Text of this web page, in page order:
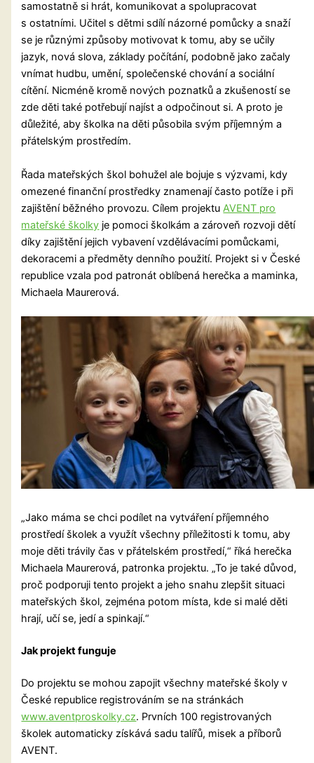
samostatně si hrát, komunikovat a spolupracovat
s ostatními. Učitel s dětmi sdílí názorné pomůcky a snaží
se je různými způsoby motivovat k tomu, aby se učily
jazyk, nová slova, základy počítání, podobně jako začaly
vnímat hudbu, umění, společenské chování a sociální
cítění. Nicméně kromě nových poznatků a zkušeností se
zde děti také potřebují najíst a odpočinout si. A proto je
důležité, aby školka na děti působila svým příjemným a
přátelským prostředím.
Řada mateřských škol bohužel ale bojuje s výzvami, kdy
omezené finanční prostředky znamenají často potíže i při
zajištění běžného provozu. Cílem projektuAVENT pro
mateřské školky je pomoci školkám a zároveň rozvoji dětí
díky zajištění jejich vybavení vzdělávacími pomůckami,
dekoracemi a předměty denního použití. Projekt si v České
republice vzala pod patronát oblíbená herečka a maminka,
Michaela Maurerová.
„Jako máma se chci podílet na vytváření příjemného
prostředí školek a využít všechny příležitosti k tomu, aby
moje děti trávily čas v přátelském prostředí,“ říká herečka
Michaela Maurerová, patronka projektu. „To je také důvod,
proč podporuji tento projekt a jeho snahu zlepšit situaci
mateřských škol, zejména potom místa, kde si malé děti
hrají, učí se, jedí a spinkají.“
Jak projekt funguje
Do projektu se mohou zapojit všechny mateřské školy v
České republice registrováním se na stránkách
www.aventproskolky.cz. Prvních 100 registrovaných
školek automaticky získává sadu talířů, misek a příborů
AVENT.